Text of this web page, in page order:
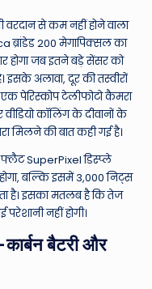
वरदान से कम नहीं होने वाला
ब्रांडेड 200 मेगापिक्सल का
होगा जब इतने बड़े सेंसर को
इसके अलावा, दूर की तस्वीरों
पेरिस्कोप टेलीफोटो कैमरा
वीडियो कॉलिंग के दीवानों के
मिलने की बात कही गई है।
SuperPixel डिस्प्ले
होगा, बल्कि इसमें 3,000 निट्स
है। इसका मतलब है कि तेज
नहीं होगी।
बैटरी और